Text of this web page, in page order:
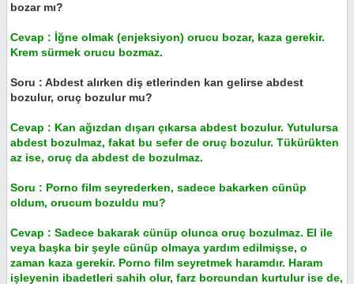
bozar mı?
Cevap : İğne olmak (enjeksiyon) orucu bozar, kaza gerekir.
Krem sürmek orucu bozmaz.
Soru : Abdest alırken diş etlerinden kan gelirse abdest
bozulur, oruç bozulur mu?
Cevap : Kan ağızdan dışarı çıkarsa abdest bozulur. Yutulursa
abdest bozulmaz, fakat bu sefer de oruç bozulur. Tükürükten
az ise, oruç da abdest de bozulmaz.
Soru : Porno film seyrederken, sadece bakarken cünüp
oldum, orucum bozuldu mu?
Cevap : Sadece bakarak cünüp olunca oruç bozulmaz. El ile
veya başka bir şeyle cünüp olmaya yardım edilmişse, o
zaman kaza gerekir. Porno film seyretmek haramdır. Haram
işleyenin ibadetleri sahih olur, farz borcundan kurtulur ise de,